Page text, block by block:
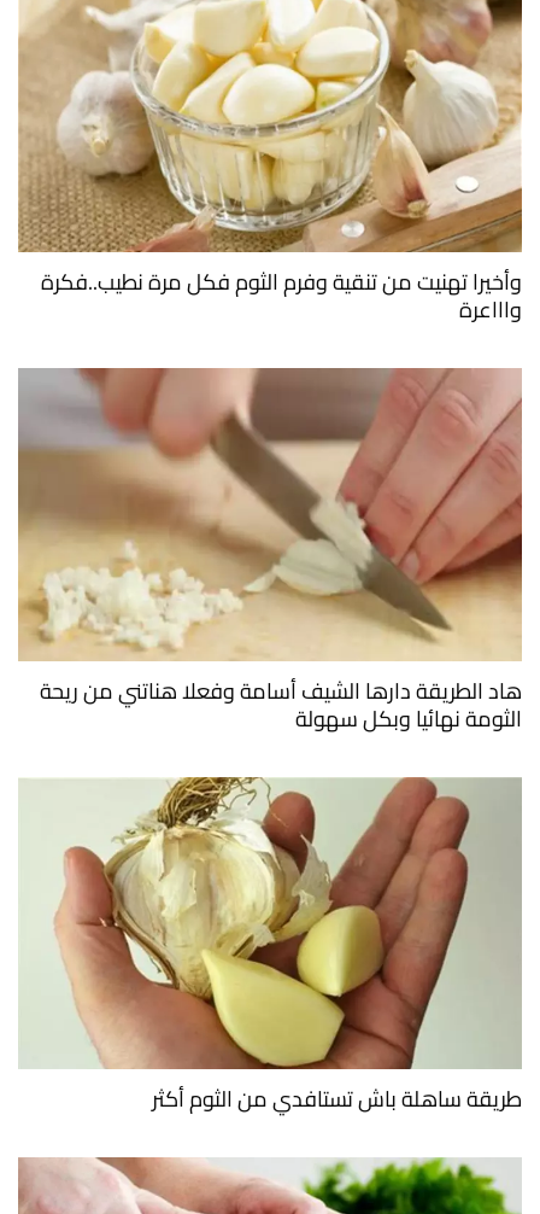
وأخيرا تهنيت من تنقية وفرم الثوم فكل مرة نطيب..فكرة
واااعرة
هاد الطريقة دارها الشيف أسامة وفعلا هناتني من ريحة
الثومة نهائيا وبكل سهولة
طريقة ساهلة باش تستافدي من الثوم أكثر